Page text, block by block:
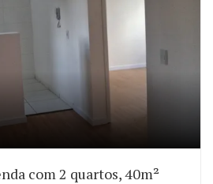
com 2 quartos, 40m²